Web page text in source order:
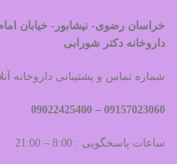
خراسان رضوی- نیشابور- خیابان
داروخانه دکتر شورابی
شماره تماس و پشتیبانی داروخانه
09157023060 –
ساعات پاسخگویی : 8:00 – 21:00